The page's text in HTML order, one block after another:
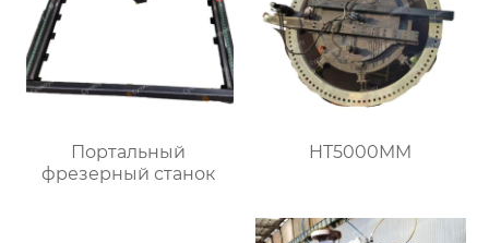
Портальный
фрезерный станок
HT5000MM